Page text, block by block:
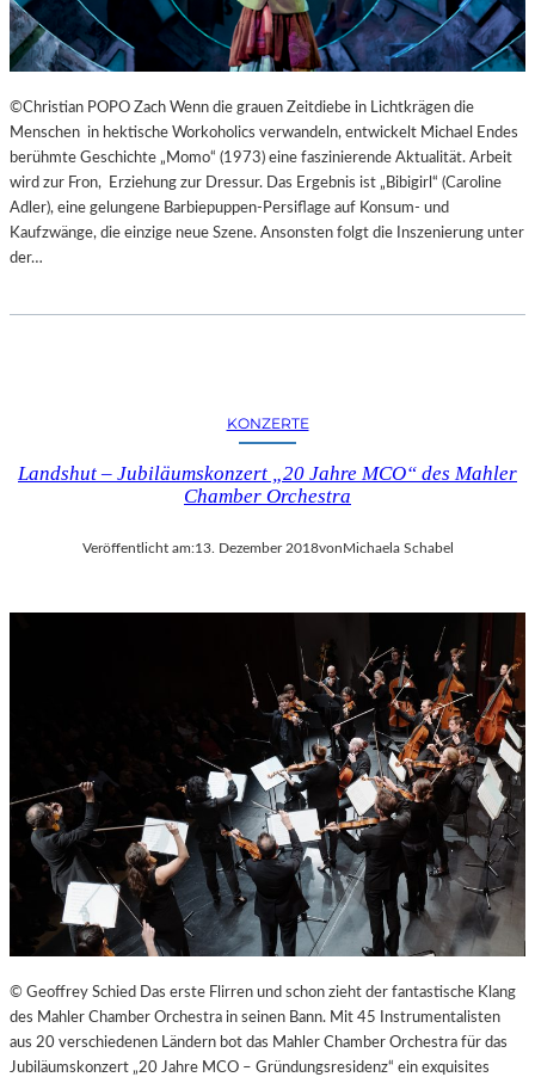
O
S
T
R
F
E
S
T
S
E
©Christian POPO Zach Wenn die grauen Zeitdiebe in Lichtkrägen die
Menschen in hektische Workoholics verwandeln, entwickelt Michael Endes
berühmte Geschichte „Momo“ (1973) eine faszinierende Aktualität. Arbeit
wird zur Fron, Erziehung zur Dressur. Das Ergebnis ist „Bibigirl“ (Caroline
Adler), eine gelungene Barbiepuppen-Persiflage auf Konsum- und
Kaufzwänge, die einzige neue Szene. Ansonsten folgt die Inszenierung unter
der…
KONZERTE
Landshut – Jubiläumskonzert „20 Jahre MCO“ des Mahler
Chamber Orchestra
Veröffentlicht am:13. Dezember 2018vonMichaela Schabel
© Geoffrey Schied Das erste Flirren und schon zieht der fantastische Klang
des Mahler Chamber Orchestra in seinen Bann. Mit 45 Instrumentalisten
aus 20 verschiedenen Ländern bot das Mahler Chamber Orchestra für das
Jubiläumskonzert „20 Jahre MCO – Gründungsresidenz“ ein exquisites